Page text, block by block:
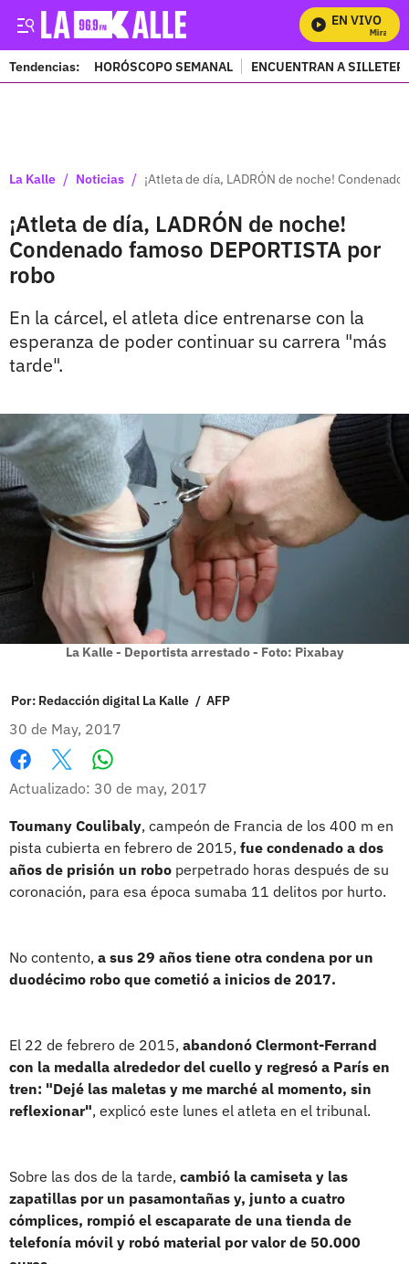
EN VIVO
Mira
Tendencias: HORÓSCOPO SEMANAL ENCUENTRAN A
La Kalle / Noticias / ¡Atleta de día, LADRÓN de noche!
¡Atleta de día, LADRÓN de noche!
Condenado famoso DEPORTISTA por
robo
En la cárcel, el atleta dice entrenarse con la
esperanza de poder continuar su carrera "más
tarde".
La Kalle - Deportista arrestado - Foto: Pixabay
Por: Redacción digital La Kalle / AFP
30 de May, 2017
Facebook
X
Actualizado: 30 de may, 2017
Toumany Coulibaly, campeón de Francia de los 400 m en
pista cubierta en febrero de 2015, fue condenado a dos
años de prisión un robo perpetrado horas después de su
coronación, para esa época sumaba 11 delitos por hurto.
No contento, a sus 29 años tiene otra condena por un
duodécimo robo que cometió a inicios de 2017.
El 22 de febrero de 2015, abandonó Clermont-Ferrand
con la medalla alrededor del cuello y regresó a París en
tren: "Dejé las maletas y me marché al momento, sin
reflexionar", explicó este lunes el atleta en el tribunal.
Sobre las dos de la tarde, cambió la camiseta y las
zapatillas por un pasamontañas y, junto a cuatro
cómplices, rompió el escaparate de una tienda de
telefonía móvil y robó material por valor de 50.000